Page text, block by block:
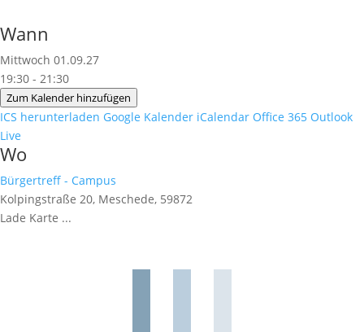
Wann
Mittwoch 01.09.27
19:30 - 21:30
Zum Kalender hinzufügen
ICS herunterladen Google Kalender iCalendar Office 365 Outlook
Live
Wo
Bürgertreff - Campus
Kolpingstraße 20, Meschede, 59872
Lade Karte ...